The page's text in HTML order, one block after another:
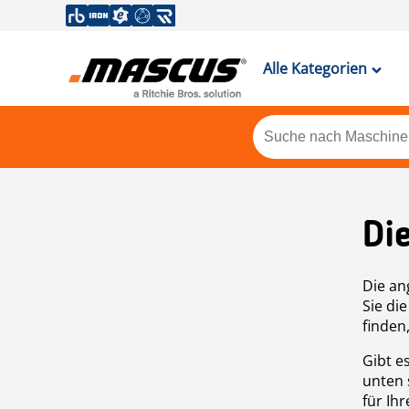
Alle Kategorien
Die
Sie
Gibt
unten
für